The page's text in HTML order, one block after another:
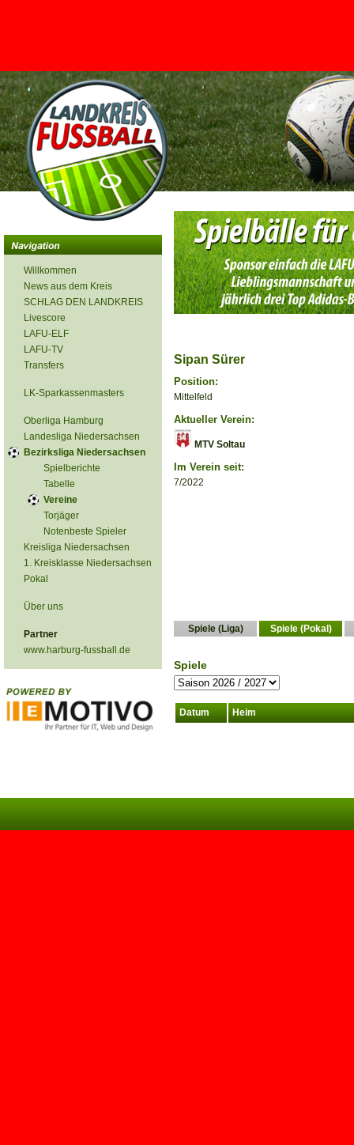
<
Willkommen
News aus dem Kreis
SCHLAG DEN LANDKREIS
Livescore
LAFU-ELF
LAFU-TV
Transfers
LK-Sparkassenmasters
Oberliga Hamburg
Landesliga Niedersachsen
Bezirksliga Niedersachsen
Spielberichte
Tabelle
Vereine
Torjäger
Notenbeste Spieler
Kreisliga Niedersachsen
1. Kreisklasse Niedersachsen
Pokal
Über uns
Partner
www.harburg-fussball.de
Sipan Sürer
Position:
Mittelfeld
Aktueller Verein:
MTV Soltau
Im Verein seit:
7/2022
Spiele (Liga) Spiele (Pokal)
Spiele
Datum Heim